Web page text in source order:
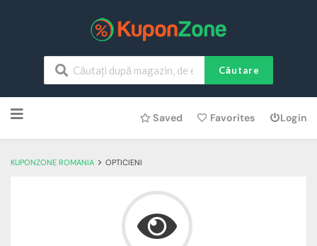
Căutare
to
content
Saved Favorites Login
KUPONZONE ROMANIA > OPTICIENI